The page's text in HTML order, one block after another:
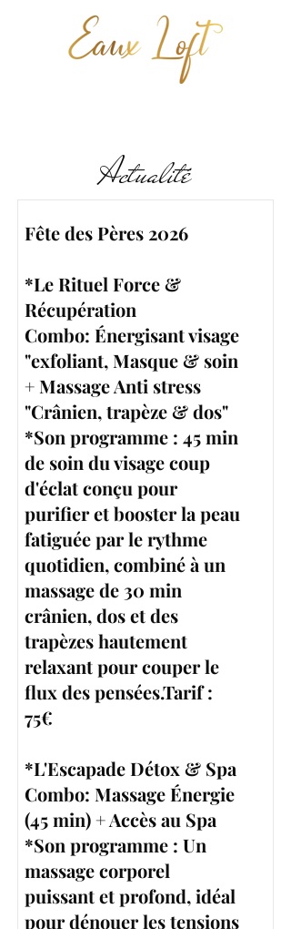
Actualité
Fête des Pères 2026
*Le Rituel Force &
Récupération
Combo: Énergisant visage
"exfoliant, Masque & soin
+ Massage Anti stress
"Crânien, trapèze & dos"
*Son programme : 45 min
de soin du visage coup
d'éclat conçu pour
purifier et booster la peau
fatiguée par le rythme
quotidien, combiné à un
massage de 30 min
crânien, dos et des
trapèzes hautement
relaxant pour couper le
flux des pensées.Tarif :
75€
*L'Escapade Détox & Spa
Combo: Massage Énergie
(45 min) + Accès au Spa
*Son programme : Un
massage corporel
puissant et profond, idéal
pour dénouer les tensions